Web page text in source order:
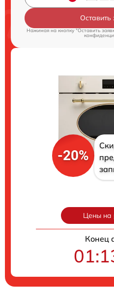
Оставить
Нажимая на кнопку "Оставить
-20%
Цены на
Конец